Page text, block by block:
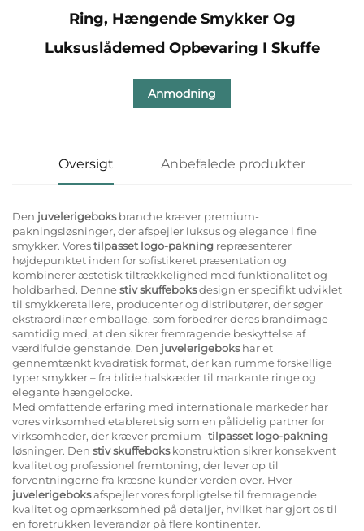
Ring, Hængende Smykker Og
Luksuslådemed Opbevaring I Skuffe
Anmodning
Oversigt Anbefalede produkter
Den juvelerigeboksbranche kræver premium-
pakningsløsninger, der afspejler luksus og elegance i fine
smykker. Vorestilpasset logo-pakning repræsenterer
højdepunktet inden for sofistikeret præsentation og
kombinerer æstetisk tiltrækkelighed med funktionalitet og
holdbarhed. Dennestiv skuffeboksdesign er specifikt udviklet
til smykkeretailere, producenter og distributører, der søger
ekstraordinær emballage, som forbedrer deres brandimage
samtidig med, at den sikrer fremragende beskyttelse af
værdifulde genstande. Den juvelerigebokshar et
gennemtænkt kvadratisk format, der kan rumme forskellige
typer smykker – fra blide halskæder til markante ringe og
elegante hængelocke.
Med omfattende erfaring med internationale markeder har
vores virksomhed etableret sig som en pålidelig partner for
virksomheder, der kræver premium- tilpasset logo-pakning
løsninger. Den stiv skuffebokskonstruktion sikrer konsekvent
kvalitet og professionel fremtoning, der lever op til
forventningerne fra kræsne kunder verden over. Hver
juvelerigeboksafspejler vores forpligtelse til fremragende
kvalitet og opmærksomhed på detaljer, hvilket har gjort os til
en foretrukken leverandør på flere kontinenter.